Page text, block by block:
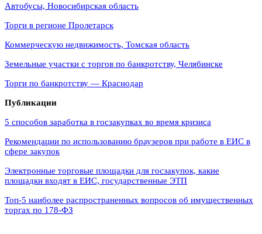
Автобусы, Новосибирская область
Торги в регионе Пролетарск
Коммерческую недвижимость, Томская область
Земельные участки с торгов по банкротству, Челябинске
Торги по банкротству — Краснодар
Публикации
5 способов заработка в госзакупках во время кризиса
Рекомендации по использованию браузеров при работе в ЕИС в
сфере закупок
Электронные торговые площадки для госзакупок, какие
площадки входят в ЕИС, государственные ЭТП
Топ-5 наиболее распространенных вопросов об имущественных
торгах по 178-ФЗ